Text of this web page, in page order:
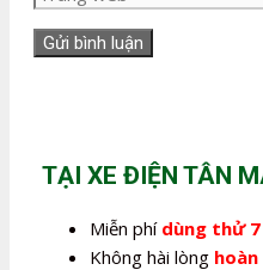
TẠI XE ĐIỆN TÂN
Miễn phí dùng thử
Không hài lòng